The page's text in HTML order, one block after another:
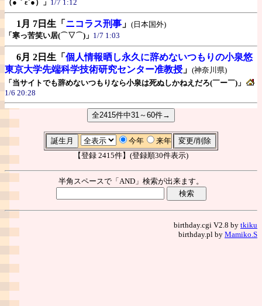
（●｀ε´●）」 1/7 1:12
1月 7日生 「 ニコラス刑事 」 (日本国外)
「寒っ苦笑い居(⌒▽⌒)」 1/7 1:03
6月 2日生 「 個人情報晒し永久に辞めないつもりの小泉悠
東京大学先端科学技術研究センター准教授 」 (神奈川県)
「当サイトでも辞めないつもりなら小泉は死ぬしかねえだろ(￣ー￣)」
1/6 20:28
今年
来年
【登録 2415件】(登録順30件表示)
半角スペースで「AND」検索が出来ます。
birthday.cgi V2.8 by tkiku
birthday.pl by Mamiko.S